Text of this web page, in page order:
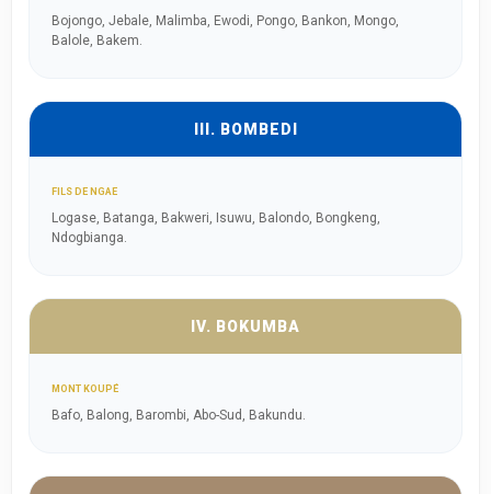
Bojongo, Jebale, Malimba, Ewodi, Pongo, Bankon, Mongo,
Balole, Bakem.
III. BOMBEDI
FILS DE NGAE
Logase, Batanga, Bakweri, Isuwu, Balondo, Bongkeng,
Ndogbianga.
IV. BOKUMBA
MONT KOUPÉ
Bafo, Balong, Barombi, Abo-Sud, Bakundu.